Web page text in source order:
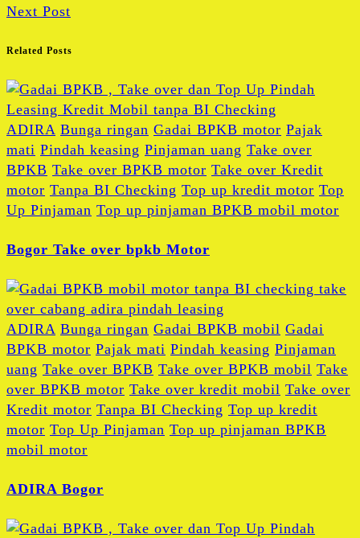
Next Post
Related Posts
ADIRA Bunga ringan Gadai BPKB motor Pajak
mati Pindah keasing Pinjaman uang Take over
BPKB Take over BPKB motor Take over Kredit
motor Tanpa BI Checking Top up kredit motor Top
Up Pinjaman Top up pinjaman BPKB mobil motor
Bogor Take over bpkb Motor
ADIRA Bunga ringan Gadai BPKB mobil Gadai
BPKB motor Pajak mati Pindah keasing Pinjaman
uang Take over BPKB Take over BPKB mobil Take
over BPKB motor Take over kredit mobil Take over
Kredit motor Tanpa BI Checking Top up kredit
motor Top Up Pinjaman Top up pinjaman BPKB
mobil motor
ADIRA Bogor